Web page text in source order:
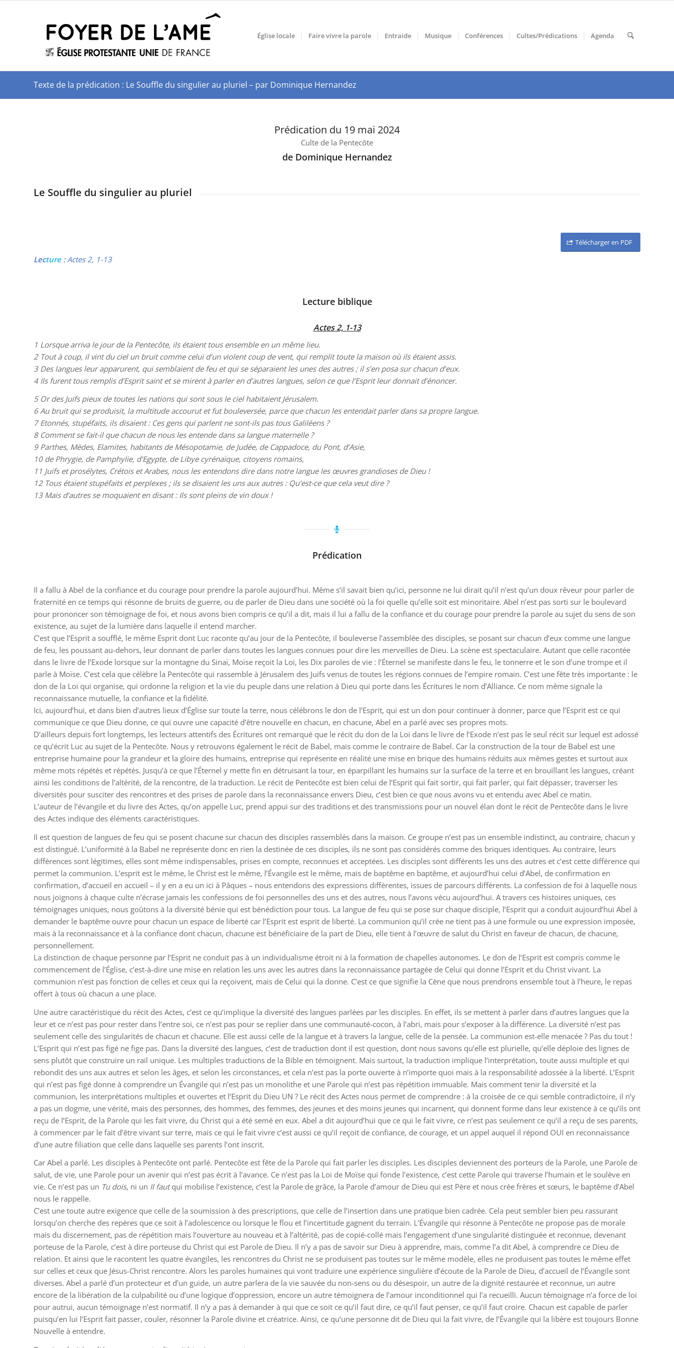
Église locale Faire vivre la parole Entraide Musique Conférences Cultes/Prédications Agenda
Texte de la prédication : Le Souffle du singulier au pluriel – par Dominique Hernandez
Prédication du 19 mai 2024
Culte de la Pentecôte
de Dominique Hernandez
Le Souffle du singulier au pluriel
Télécharger en PDF
Lecture:Actes 2, 1-13
Lecture biblique
Actes 2, 1-13
1 Lorsque arriva le jour de la Pentecôte, ils étaient tous ensemble en un même lieu.
2Tout à coup, il vint du ciel un bruit comme celui d’un violent coup de vent, qui remplit toute la maison où ils étaient assis.
3 Des langues leur apparurent, qui semblaient de feu et qui se séparaient les unes des autres ; il s’en posa sur chacun d’eux.
4 Ils furent tous remplis d’Esprit saint et se mirent à parler en d’autres langues, selon ce que l’Esprit leur donnait d’énoncer.
5 Or des Juifs pieux de toutes les nations qui sont sous le ciel habitaient Jérusalem.
6Au bruit qui se produisit, la multitude accourut et fut bouleversée, parce que chacun les entendait parler dans sa propre langue.
7Etonnés, stupéfaits, ils disaient : Ces gens qui parlent ne sont-ils pas tous Galiléens ?
8Comment se fait-il que chacun de nous les entende dans sa langue maternelle ?
9 Parthes, Mèdes, Elamites, habitants de Mésopotamie, de Judée, de Cappadoce, du Pont, d’Asie,
10de Phrygie, de Pamphylie, d’Egypte, de Libye cyrénaïque, citoyens romains,
11 Juifs et prosélytes, Crétois et Arabes, nous les entendons dire dans notre langue les œuvres grandioses de Dieu !
12 Tous étaient stupéfaits et perplexes ; ils se disaient les uns aux autres : Qu’est-ce que cela veut dire ?
13 Mais d’autres se moquaient en disant : Ils sont pleins de vin doux !
Prédication
Il a fallu à Abel de la confiance et du courage pour prendre la parole aujourd’hui. Même s’il savait bien qu’ici, personne ne lui dirait qu’il n’est qu’un doux rêveur pour parler de
fraternité en ce temps qui résonne de bruits de guerre, ou de parler de Dieu dans une société où la foi quelle qu’elle soit est minoritaire. Abel n’est pas sorti sur le boulevard
pour prononcer son témoignage de foi, et nous avons bien compris ce qu’il a dit, mais il lui a fallu de la confiance et du courage pour prendre la parole au sujet du sens de son
existence, au sujet de la lumière dans laquelle il entend marcher.
C’est que l’Esprit a soufflé, le même Esprit dont Luc raconte qu’au jour de la Pentecôte, il bouleverse l’assemblée des disciples, se posant sur chacun d’eux comme une langue
de feu, les poussant au-dehors, leur donnant de parler dans toutes les langues connues pour dire les merveilles de Dieu. La scène est spectaculaire. Autant que celle racontée
dans le livre de l’Exode lorsque sur la montagne du Sinaï, Moïse reçoit la Loi, les Dix paroles de vie : l’Éternel se manifeste dans le feu, le tonnerre et le son d’une trompe et il
parle à Moïse. C’est cela que célèbre la Pentecôte qui rassemble à Jérusalem des Juifs venus de toutes les régions connues de l’empire romain. C’est une fête très importante : le
don de la Loi qui organise, qui ordonne la religion et la vie du peuple dans une relation à Dieu qui porte dans les Écritures le nom d’Alliance. Ce nom même signale la
reconnaissance mutuelle, la confiance et la fidélité.
Ici, aujourd’hui, et dans bien d’autres lieux d’Église sur toute la terre, nous célébrons le don de l’Esprit, qui est un don pour continuer à donner, parce que l’Esprit est ce qui
communique ce que Dieu donne, ce qui ouvre une capacité d’être nouvelle en chacun, en chacune, Abel en a parlé avec ses propres mots.
D’ailleurs depuis fort longtemps, les lecteurs attentifs des Écritures ont remarqué que le récit du don de la Loi dans le livre de l’Exode n’est pas le seul récit sur lequel est adossé
ce qu’écrit Luc au sujet de la Pentecôte. Nous y retrouvons également le récit de Babel, mais comme le contraire de Babel. Car la construction de la tour de Babel est une
entreprise humaine pour la grandeur et la gloire des humains, entreprise qui représente en réalité une mise en brique des humains réduits aux mêmes gestes et surtout aux
même mots répétés et répétés. Jusqu’à ce que l’Éternel y mette fin en détruisant la tour, en éparpillant les humains sur la surface de la terre et en brouillant les langues, créant
ainsi les conditions de l’altérité, de la rencontre, de la traduction. Le récit de Pentecôte est bien celui de l’Esprit qui fait sortir, qui fait parler, qui fait dépasser, traverser les
diversités pour susciter des rencontres et des prises de parole dans la reconnaissance envers Dieu, c’est bien ce que nous avons vu et entendu avec Abel ce matin.
L’auteur de l’évangile et du livre des Actes, qu’on appelle Luc, prend appui sur des traditions et des transmissions pour un nouvel élan dont le récit de Pentecôte dans le livre
des Actes indique des éléments caractéristiques.
Il est question de langues de feu qui se posent chacune sur chacun des disciples rassemblés dans la maison. Ce groupe n’est pas un ensemble indistinct, au contraire, chacun y
est distingué. L’uniformité à la Babel ne représente donc en rien la destinée de ces disciples, ils ne sont pas considérés comme des briques identiques. Au contraire, leurs
différences sont légitimes, elles sont même indispensables, prises en compte, reconnues et acceptées. Les disciples sont différents les uns des autres et c’est cette différence qui
permet la communion. L’esprit est le même, le Christ est le même, l’Évangile est le même, mais de baptême en baptême, et aujourd’hui celui d’Abel, de confirmation en
confirmation, d’accueil en accueil – il y en a eu un ici à Pâques – nous entendons des expressions différentes, issues de parcours différents. La confession de foi à laquelle nous
nous joignons à chaque culte n’écrase jamais les confessions de foi personnelles des uns et des autres, nous l’avons vécu aujourd’hui. A travers ces histoires uniques, ces
témoignages uniques, nous goûtons à la diversité bénie qui est bénédiction pour tous. La langue de feu qui se pose sur chaque disciple, l’Esprit qui a conduit aujourd’hui Abel à
demander le baptême ouvre pour chacun un espace de liberté car l’Esprit est esprit de liberté. La communion qu’il crée ne tient pas à une formule ou une expression imposée,
mais à la reconnaissance et à la confiance dont chacun, chacune est bénéficiaire de la part de Dieu, elle tient à l’œuvre de salut du Christ en faveur de chacun, de chacune,
personnellement.
La distinction de chaque personne par l’Esprit ne conduit pas à un individualisme étroit ni à la formation de chapelles autonomes. Le don de l’Esprit est compris comme le
commencement de l’Église, c’est-à-dire une mise en relation les uns avec les autres dans la reconnaissance partagée de Celui qui donne l’Esprit et du Christ vivant. La
communion n’est pas fonction de celles et ceux qui la reçoivent, mais de Celui qui la donne. C’est ce que signifie la Cène que nous prendrons ensemble tout à l’heure, le repas
offert à tous où chacun a une place.
Une autre caractéristique du récit des Actes, c’est ce qu’implique la diversité des langues parlées par les disciples. En effet, ils se mettent à parler dans d’autres langues que la
leur et ce n’est pas pour rester dans l’entre soi, ce n’est pas pour se replier dans une communauté-cocon, à l’abri, mais pour s’exposer à la différence. La diversité n’est pas
seulement celle des singularités de chacun et chacune. Elle est aussi celle de la langue et à travers la langue, celle de la pensée. La communion est-elle menacée ? Pas du tout !
L’Esprit qui n’est pas figé ne fige pas. Dans la diversité des langues, c’est de traduction dont il est question, dont nous savons qu’elle est plurielle, qu’elle déploie des lignes de
sens plutôt que construire un rail unique. Les multiples traductions de la Bible en témoignent. Mais surtout, la traduction implique l’interprétation, toute aussi multiple et qui
rebondit des uns aux autres et selon les âges, et selon les circonstances, et cela n’est pas la porte ouverte à n’importe quoi mais à la responsabilité adossée à la liberté. L’Esprit
qui n’est pas figé donne à comprendre un Évangile qui n’est pas un monolithe et une Parole qui n’est pas répétition immuable. Mais comment tenir la diversité et la
communion, les interprétations multiples et ouvertes et l’Esprit du Dieu UN ? Le récit des Actes nous permet de comprendre : à la croisée de ce qui semble contradictoire, il n’y
a pas un dogme, une vérité, mais des personnes, des hommes, des femmes, des jeunes et des moins jeunes qui incarnent, qui donnent forme dans leur existence à ce qu’ils ont
reçu de l’Esprit, de la Parole qui les fait vivre, du Christ qui a été semé en eux. Abel a dit aujourd’hui que ce qui le fait vivre, ce n’est pas seulement ce qu’il a reçu de ses parents,
à commencer par le fait d’être vivant sur terre, mais ce qui le fait vivre c’est aussi ce qu’il reçoit de confiance, de courage, et un appel auquel il répond OUI en reconnaissance
d’une autre filiation que celle dans laquelle ses parents l’ont inscrit.
Car Abel a parlé. Les disciples à Pentecôte ont parlé. Pentecôte est fête de la Parole qui fait parler les disciples. Les disciples deviennent des porteurs de la Parole, une Parole de
salut, de vie, une Parole pour un avenir qui n’est pas écrit à l’avance. Ce n’est pas la Loi de Moïse qui fonde l’existence, c’est cette Parole qui traverse l’humain et le soulève en
vie. Ce n’est pas un Tu dois, ni un Il fautqui mobilise l’existence, c’est la Parole de grâce, la Parole d’amour de Dieu qui est Père et nous crée frères et sœurs, le baptême d’Abel
nous le rappelle.
C’est une toute autre exigence que celle de la soumission à des prescriptions, que celle de l’insertion dans une pratique bien cadrée. Cela peut sembler bien peu rassurant
lorsqu’on cherche des repères que ce soit à l’adolescence ou lorsque le flou et l’incertitude gagnent du terrain. L’Évangile qui résonne à Pentecôte ne propose pas de morale
mais du discernement, pas de répétition mais l’ouverture au nouveau et à l’altérité, pas de copié-collé mais l’engagement d’une singularité distinguée et reconnue, devenant
porteuse de la Parole, c’est à dire porteuse du Christ qui est Parole de Dieu. Il n’y a pas de savoir sur Dieu à apprendre, mais, comme l’a dit Abel, à comprendre ce Dieu de
relation. Et ainsi que le racontent les quatre évangiles, les rencontres du Christ ne se produisent pas toutes sur le même modèle, elles ne produisent pas toutes le même effet
sur celles et ceux que Jésus-Christ rencontre. Alors les paroles humaines qui vont traduire une expérience singulière d’écoute de la Parole de Dieu, d’accueil de l’Évangile sont
diverses. Abel a parlé d’un protecteur et d’un guide, un autre parlera de la vie sauvée du non-sens ou du désespoir, un autre de la dignité restaurée et reconnue, un autre
encore de la libération de la culpabilité ou d’une logique d’oppression, encore un autre témoignera de l’amour inconditionnel qui l’a recueilli. Aucun témoignage n’a force de loi
pour autrui, aucun témoignage n’est normatif. Il n’y a pas à demander à qui que ce soit ce qu’il faut dire, ce qu’il faut penser, ce qu’il faut croire. Chacun est capable de parler
puisqu’en lui l’Esprit fait passer, couler, résonner la Parole divine et créatrice. Ainsi, ce qu’une personne dit de Dieu qui la fait vivre, de l’Évangile qui la libère est toujours Bonne
Nouvelle à entendre.